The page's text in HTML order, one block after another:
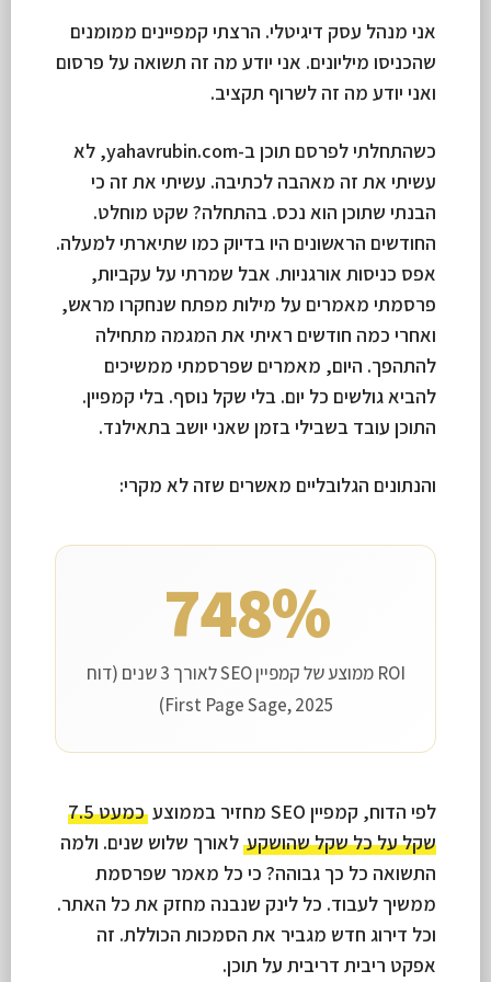
אני מנהל עסק דיגיטלי. הרצתי קמפיינים ממומנים
שהכניסו מיליונים. אני יודע מה זה תשואה על פרסום
ואני יודע מה זה לשרוף תקציב.
כשהתחלתי לפרסם תוכן ב-yahavrubin.com, לא
עשיתי את זה מאהבה לכתיבה. עשיתי את זה כי
הבנתי שתוכן הוא נכס. בהתחלה? שקט מוחלט.
החודשים הראשונים היו בדיוק כמו שתיארתי למעלה.
אפס כניסות אורגניות. אבל שמרתי על עקביות,
פרסמתי מאמרים על מילות מפתח שנחקרו מראש,
ואחרי כמה חודשים ראיתי את המגמה מתחילה
להתהפך. היום, מאמרים שפרסמתי ממשיכים
להביא גולשים כל יום. בלי שקל נוסף. בלי קמפיין.
התוכן עובד בשבילי בזמן שאני יושב בתאילנד.
והנתונים הגלובליים מאשרים שזה לא מקרי:
748%
ROI ממוצע של קמפיין SEO לאורך 3 שנים (דוח
First Page Sage, 2025)
לפי הדוח, קמפיין SEO מחזיר בממוצע
כמעט 7.5
שקל על כל שקל שהושקע לאורך שלוש שנים. ולמה
התשואה כל כך גבוהה? כי כל מאמר שפרסמת
ממשיך לעבוד. כל לינק שנבנה מחזק את כל האתר.
וכל דירוג חדש מגביר את הסמכות הכוללת. זה
אפקט ריבית דריבית על תוכן.